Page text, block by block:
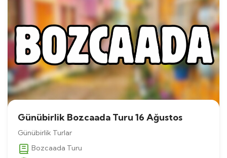
Günübirlik Bozcaada Turu 16 Ağustos
Günübirlik Turlar
Bozcaada Turu